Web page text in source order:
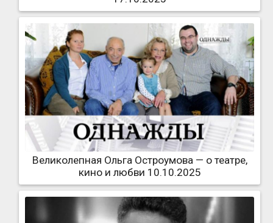
Великолепная Ольга Остроумова — о театре,
кино и любви 10.10.2025